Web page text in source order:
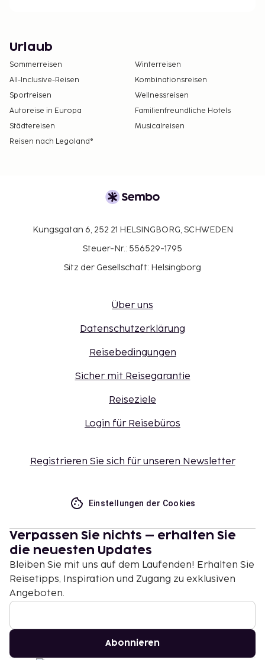
Urlaub
Sommerreisen
Winterreisen
All-Inclusive-Reisen
Kombinationsreisen
Sportreisen
Wellnessreisen
Autoreise in Europa
Familienfreundliche Hotels
Städtereisen
Musicalreisen
Reisen nach Legoland®
Kungsgatan 6, 252 21 HELSINGBORG, SCHWEDEN
Steuer-Nr.: 556529-1795
Sitz der Gesellschaft: Helsingborg
Über uns
Datenschutzerklärung
Reisebedingungen
Sicher mit Reisegarantie
Reiseziele
Login für Reisebüros
Registrieren Sie sich für unseren Newsletter
Einstellungen der Cookies
Verpassen Sie nichts – erhalten Sie
die neuesten Updates
Bleiben Sie mit uns auf dem Laufenden! Erhalten Sie
Reisetipps, Inspiration und Zugang zu exklusiven
Angeboten.
Abonnieren